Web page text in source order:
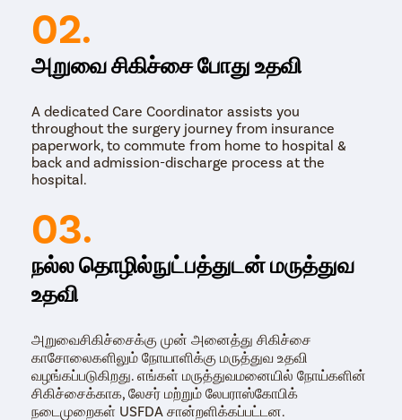
மிக வேகமாக உள்ளது மற்றும் குணப்படுத்தப்பட்ட கீறல்
நடைமுறையில் எந்த வடுவையும் விட்டுவிடாது.
02.
அறுவை சிகிச்சை போது உதவி
A dedicated Care Coordinator assists you
throughout the surgery journey from insurance
paperwork, to commute from home to hospital &
back and admission-discharge process at the
hospital.
03.
நல்ல தொழில்நுட்பத்துடன் மருத்துவ
உதவி
அறுவைசிகிச்சைக்கு முன் அனைத்து சிகிச்சை
காசோலைகளிலும் நோயாளிக்கு மருத்துவ உதவி
வழங்கப்படுகிறது. எங்கள் மருத்துவமனையில் நோய்களின்
சிகிச்சைக்காக, லேசர் மற்றும் லேபராஸ்கோபிக்
நடைமுறைகள் USFDA சான்றளிக்கப்பட்டன.